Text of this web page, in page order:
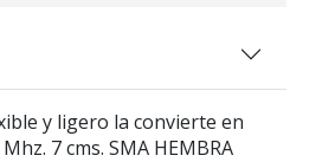
y ligero la convierte en
7 cms. SMA HEMBRA